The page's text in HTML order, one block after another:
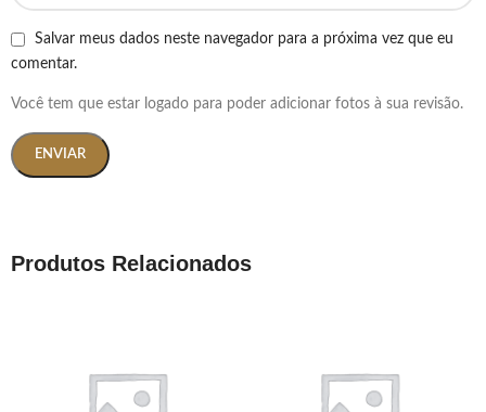
Salvar meus dados neste navegador para a próxima vez que eu
comentar.
Você tem que estar logado para poder adicionar fotos à sua revisão.
Produtos Relacionados